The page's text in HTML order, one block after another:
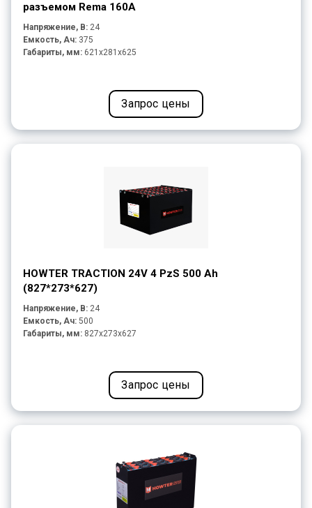
разъемом Rema 160A
Напряжение, В: 24
Емкость, Ач: 375
Габариты, мм: 621x281x625
Запрос цены
HOWTER TRACTION 24V 4 PzS 500 Ah
(827*273*627)
Напряжение, В: 24
Емкость, Ач: 500
Габариты, мм: 827x273x627
Запрос цены